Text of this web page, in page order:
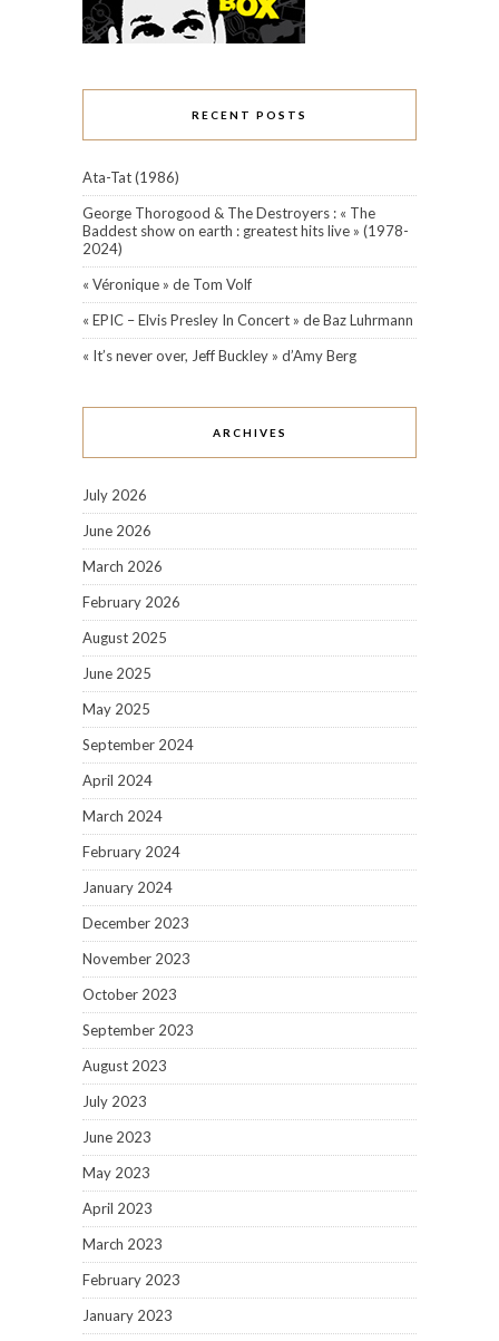
RECENT POSTS
Ata-Tat (1986)
George Thorogood & The Destroyers : « The
Baddest show on earth : greatest hits live » (1978-
2024)
« Véronique » de Tom Volf
« EPIC – Elvis Presley In Concert » de Baz Luhrmann
« It’s never over, Jeff Buckley » d’Amy Berg
ARCHIVES
July 2026
June 2026
March 2026
February 2026
August 2025
June 2025
May 2025
September 2024
April 2024
March 2024
February 2024
January 2024
December 2023
November 2023
October 2023
September 2023
August 2023
July 2023
June 2023
May 2023
April 2023
March 2023
February 2023
January 2023